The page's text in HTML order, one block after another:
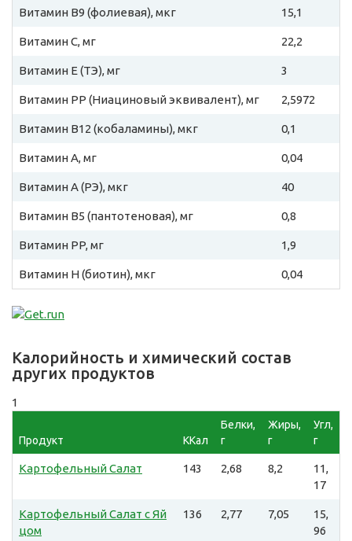
Витамин B9 (фолиевая), мкг 15,1
Витамин C, мг 22,2
Витамин E (ТЭ), мг 3
Витамин PP (Ниациновый эквивалент), мг 2,5972
Витамин B12 (кобаламины), мкг 0,1
Витамин A, мг 0,04
Витамин A (РЭ), мкг 40
Витамин B5 (пантотеновая), мг 0,8
Витамин PP, мг 1,9
Витамин H (биотин), мкг 0,04
Калорийность и химический состав
других продуктов
1
Продукт ККал
Белки,
г
Жиры,
г
Угл,
г
Картофельный Салат 143 2,68 8,2
11,
17
Картофельный Салат с Яй
цом
136 2,77 7,05
15,
96